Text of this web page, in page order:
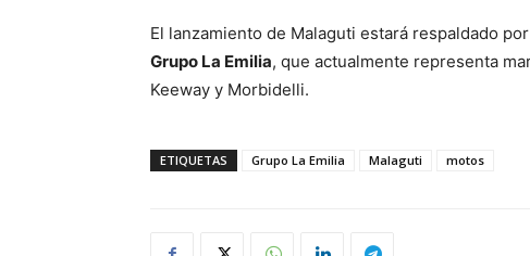
El lanzamiento de Malaguti estará respaldado
Grupo La Emilia, que actualmente representa
Keeway y Morbidelli.
ETIQUETAS Grupo La Emilia Malaguti motos